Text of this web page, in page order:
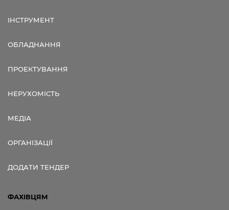
ІНСТРУМЕНТ
ОБЛАДНАННЯ
ПРОЕКТУВАННЯ
НЕРУХОМІСТЬ
МЕДІА
ОРГАНІЗАЦІЇ
ДОДАТИ ТЕНДЕР
ФАХІВЦЯМ